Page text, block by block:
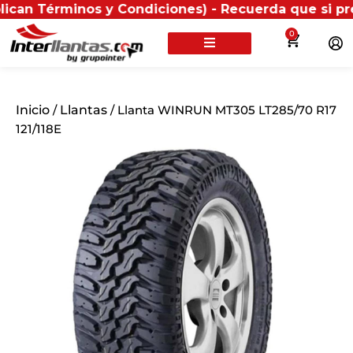
y Condiciones) - Recuerda que si
0
Inicio / Llantas / Llanta WINRUN MT305 LT285/70 R17
121/118E